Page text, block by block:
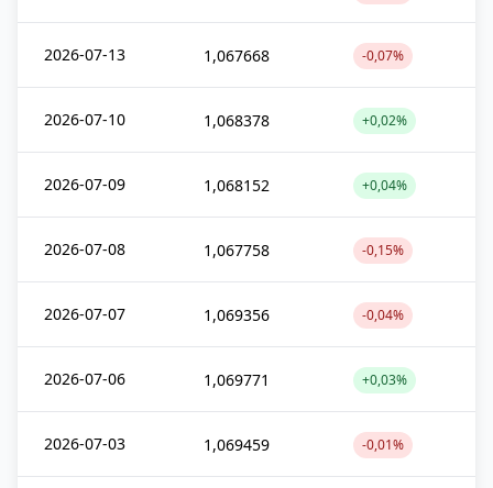
2026-07-13 1,067668 -0,07%
2026-07-10 1,068378 +0,02%
2026-07-09 1,068152 +0,04%
2026-07-08 1,067758 -0,15%
2026-07-07 1,069356 -0,04%
2026-07-06 1,069771 +0,03%
2026-07-03 1,069459 -0,01%